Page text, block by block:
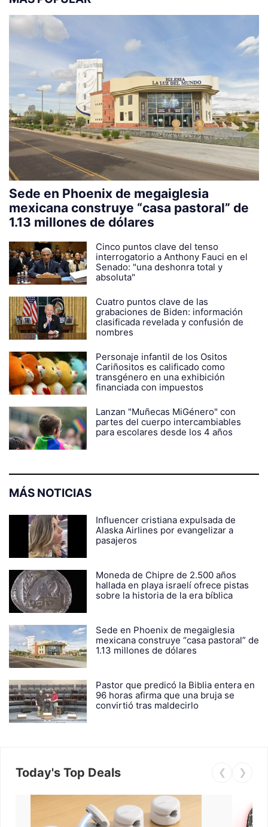
Sede en Phoenix de megaiglesia
mexicana construye “casa pastoral” de
1.13 millones de dólares
Cinco puntos clave del tenso
interrogatorio a Anthony Fauci en el
Senado: "una deshonra total y
absoluta"
Cuatro puntos clave de las
grabaciones de Biden: información
clasificada revelada y confusión de
nombres
Personaje infantil de los Ositos
Cariñositos es calificado como
transgénero en una exhibición
financiada con impuestos
Lanzan "Muñecas MiGénero" con
partes del cuerpo intercambiables
para escolares desde los 4 años
MÁS NOTICIAS
Influencer cristiana expulsada de
Alaska Airlines por evangelizar a
pasajeros
Moneda de Chipre de 2.500 años
hallada en playa israelí ofrece pistas
sobre la historia de la era bíblica
Sede en Phoenix de megaiglesia
mexicana construye “casa pastoral” de
1.13 millones de dólares
Pastor que predicó la Biblia entera en
96 horas afirma que una bruja se
convirtió tras maldecirlo
Today's Top Deals ❮ ❯